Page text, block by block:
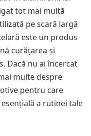
tot mai multă
pe scară largă
este un produs
curățarea și
Dacă nu ai încercat
multe despre
pentru care
a rutinei tale